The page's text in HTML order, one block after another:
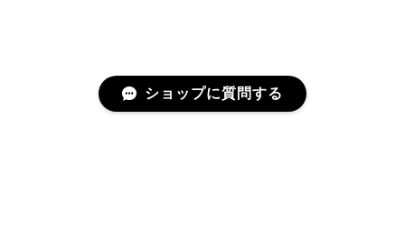
ショップに質問する